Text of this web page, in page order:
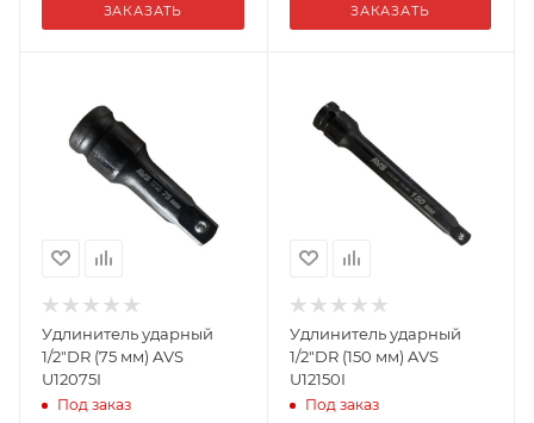
ЗАКАЗАТЬ ЗАКАЗАТЬ
Удлинитель ударный
1/2"DR (75 мм) AVS
U12075I
Под заказ
Удлинитель ударный
1/2"DR (150 мм) AVS
U12150I
Под заказ